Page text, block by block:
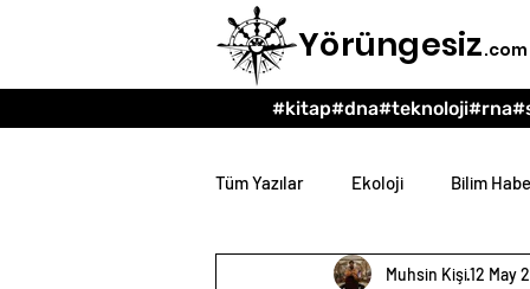
Yörüngesiz.com
Tüm Yazılar Ekoloji Bilim
Psikoloji
Muhsin Kişi12 May
#kitap#dna#teknoloji#rna